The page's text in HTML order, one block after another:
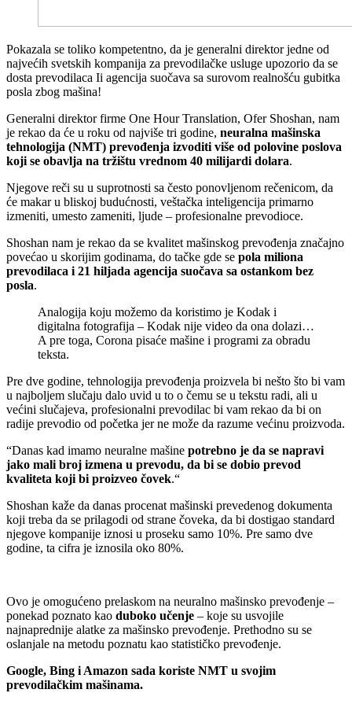
Pokazala se toliko kompetentno, da je generalni direktor jedne od
najvećih svetskih kompanija za prevodilačke usluge upozorio da se
dosta prevodilaca Ii agencija suočava sa surovom realnošću gubitka
posla zbog mašina!
Generalni direktor firme One Hour Translation, Ofer Shoshan, nam
je rekao da će u roku od najviše tri godine, neuralna mašinska
tehnologija (NMT) prevođenja izvoditi više od polovine poslova
koji se obavlja na tržištu vrednom 40 milijardi dolara.
Njegove reči su u suprotnosti sa često ponovljenom rečenicom, da
će makar u bliskoj budućnosti, veštačka inteligencija primarno
izmeniti, umesto zameniti, ljude – profesionalne prevodioce.
Shoshan nam je rekao da se kvalitet mašinskog prevođenja značajno
povećao u skorijim godinama, do tačke gde se pola miliona
prevodilaca i 21 hiljada agencija suočava sa ostankom bez
posla.
Analogija koju možemo da koristimo je Kodak i
digitalna fotografija – Kodak nije video da ona dolazi…
A pre toga, Corona pisaće mašine i programi za obradu
teksta.
Pre dve godine, tehnologija prevođenja proizvela bi nešto što bi vam
u najboljem slučaju dalo uvid u to o čemu se u tekstu radi, ali u
većini slučajeva, profesionalni prevodilac bi vam rekao da bi on
radije prevodio od početka jer ne može da razume većinu proizvoda.
“Danas kad imamo neuralne mašine potrebno je da se napravi
jako mali broj izmena u prevodu, da bi se dobio prevod
kvaliteta koji bi proizveo čovek.“
Shoshan kaže da danas procenat mašinski prevedenog dokumenta
koji treba da se prilagodi od strane čoveka, da bi dostigao standard
njegove kompanije iznosi u proseku samo 10%. Pre samo dve
godine, ta cifra je iznosila oko 80%.
Ovo je omogućeno prelaskom na neuralno mašinsko prevođenje –
ponekad poznato kao duboko učenje – koje su usvojile
najnaprednije alatke za mašinsko prevođenje. Prethodno su se
oslanjale na metodu poznatu kao statističko prevođenje.
Google, Bing i Amazon sada koriste NMT u svojim
prevodilačkim mašinama.